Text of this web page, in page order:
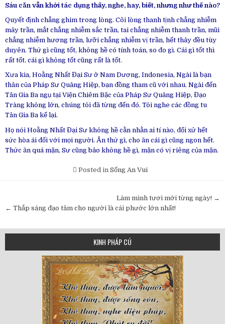
Sáu căn vẫn khởi tác dụng thấy, nghe, hay, biết, nhưng như thế nào?
Quyết định chẳng ghim trong lòng. Cõi lòng thanh tịnh chẳng nhiễm
mảy trần, mắt chẳng nhiễm sắc trần, tai chẳng nhiễm thanh trần, mũi
chẳng nhiễm hương trần, lưỡi chẳng nhiễm vị trần, hết thảy đều tùy
duyên. Thứ gì cũng tốt, không hề có tính toán, so đo gì. Cái gì tốt thì
rất tốt. cái gì không tốt cũng rất là tốt.
Xưa kia, Hoằng Nhất Đại Sư ở Nam Dương, Indonesia, Ngài là bạn
thân của Pháp Sư Quảng Hiệp, bạn đồng tham cũ với nhau. Ngài đến
Tân Gia Ba ngụ tại Viện Chiêm Bặc của Pháp Sư Quảng Hiệp, Đạo
Tràng không lớn, chúng tôi đã từng đến đó. Tôi nghe các đồng tu
Tân Gia Ba kể lại.
Họ nói Hoằng Nhất Đại Sư không hề cằn nhằn ai tí nào, đối xử hết
sức hòa ái đối với mọi người. Ăn thứ gì, cho ăn cái gì cũng ngon hết.
Thức ăn quá mặn, Sư cũng bảo không hề gì, mặn có vị riêng của mặn.
Posted in Sống An Vui
navigation
Làm mình tươi mới từng ngày! →
← Thắp sáng đạo tâm cho người là cái phước lớn nhất!
KINH PHÁP CÚ